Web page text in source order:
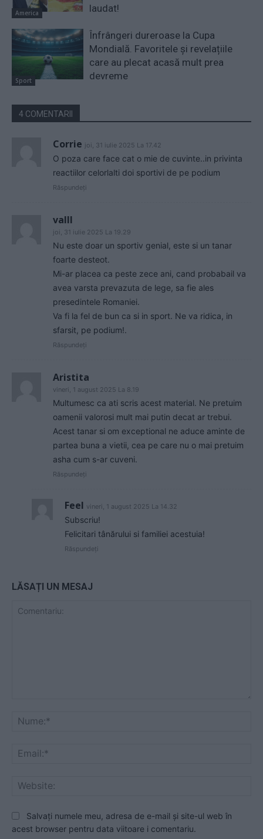
America
laudat!
Sport
Înfrângeri dureroase la Cupa
Mondială. Favoritele și revelațiile
care au plecat acasă mult prea
devreme
4 COMENTARII
Corrie joi, 31 iulie 2025 La 17.42
O poza care face cat o mie de cuvinte..in privinta
reactiilor celorlalti doi sportivi de pe podium
Răspundeți
valll
joi, 31 iulie 2025 La 19.29
Nu este doar un sportiv genial, este si un tanar
foarte desteot.
Mi-ar placea ca peste zece ani, cand probabail va
avea varsta prevazuta de lege, sa fie ales
presedintele Romaniei.
Va fi la fel de bun ca si in sport. Ne va ridica, in
sfarsit, pe podium!.
Răspundeți
Aristita
vineri, 1 august 2025 La 8.19
Multumesc ca ati scris acest material. Ne pretuim
oamenii valorosi mult mai putin decat ar trebui.
Acest tanar si om exceptional ne aduce aminte de
partea buna a vietii, cea pe care nu o mai pretuim
asha cum s-ar cuveni.
Răspundeți
Feel vineri, 1 august 2025 La 14.32
Subscriu!
Felicitari tânărului si familiei acestuia!
Răspundeți
LĂSAȚI UN MESAJ
Salvați numele meu, adresa de e-mail și site-ul web în
acest browser pentru data viitoare i comentariu.